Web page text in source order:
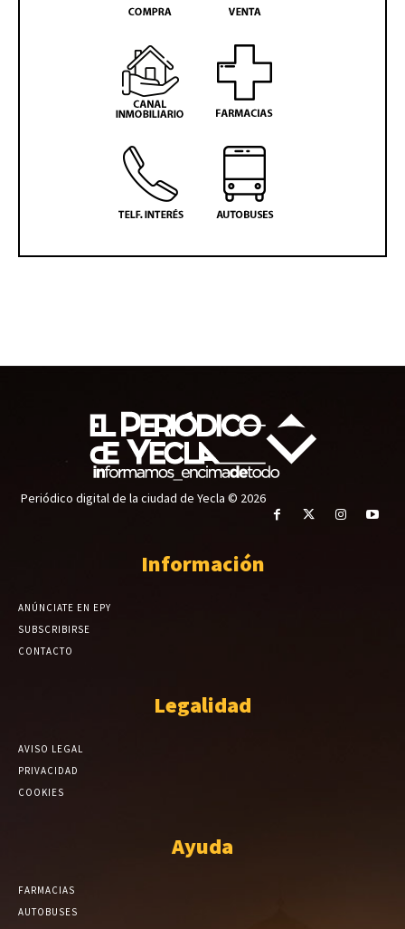
Periódico digital de la ciudad de Yecla © 2026
Información
ANÚNCIATE EN EPY
SUBSCRIBIRSE
CONTACTO
Legalidad
AVISO LEGAL
PRIVACIDAD
COOKIES
Ayuda
FARMACIAS
AUTOBUSES